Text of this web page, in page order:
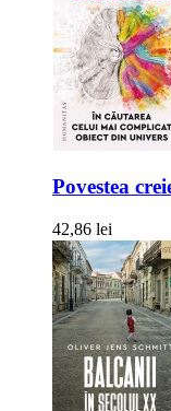
Povestea
42,86 lei